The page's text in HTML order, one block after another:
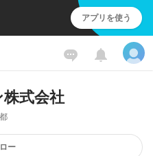
アプリを使う
式会社
ー